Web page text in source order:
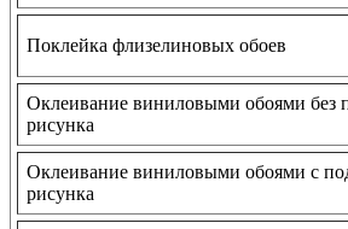
Поклейка флизелиновых обоев
Оклеивание виниловыми обоями без
рисунка
Оклеивание виниловыми обоями с
рисунка